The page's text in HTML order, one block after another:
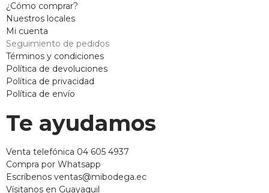
¿Cómo comprar?
Nuestros locales
Mi cuenta
Seguimiento de pedidos
Términos y condiciones
Política de devoluciones
Política de privacidad
Política de envío
Te ayudamos
Venta telefónica 04 605 4937
Compra por Whatsapp
Escríbenos ventas@mibodega.ec
Vísitanos en Guayaquil